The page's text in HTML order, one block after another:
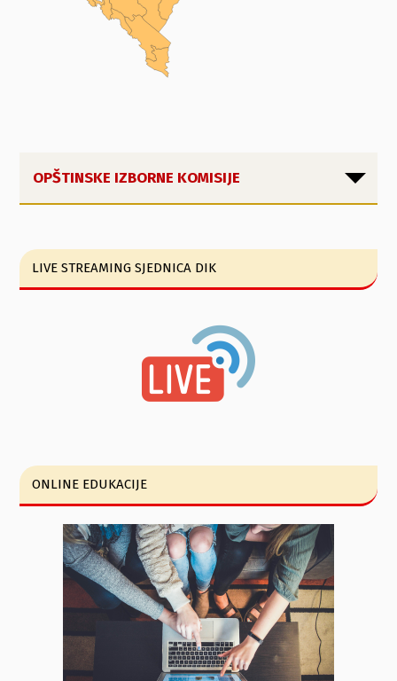
OPŠTINSKE IZBORNE KOMISIJE
LIVE STREAMING SJEDNICA DIK
ONLINE EDUKACIJE